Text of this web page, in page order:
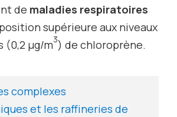
de maladies respiratoires
supérieure aux niveaux
(0,2 µg/m3) de chloroprène.
complexes
et les raffineries de